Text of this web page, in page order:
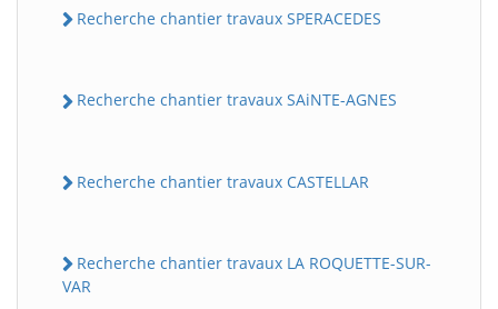
Recherche chantier travaux SPERACEDES
Recherche chantier travaux SAiNTE-AGNES
Recherche chantier travaux CASTELLAR
Recherche chantier travaux LA ROQUETTE-SUR-
VAR